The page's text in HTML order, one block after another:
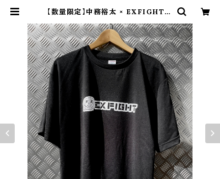
【数量限定】中務裕太 × EXFIGHT T
r.） | EXFIGHT